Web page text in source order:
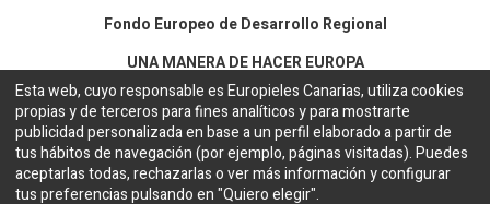
Fondo Europeo de Desarrollo Regional
UNA MANERA DE HACER EUROPA
Aviso legal y política de privacidad
Copyright © EUROPIELES CANARIAS 2015 S.L.
Esta web, cuyo responsable es Europieles Canarias, utiliza cookies
propias y de terceros para fines analíticos y para mostrarte
publicidad personalizada en base a un perfil elaborado a partir de
tus hábitos de navegación (por ejemplo, páginas visitadas). Puedes
aceptarlas todas, rechazarlas o ver más información y configurar
tus preferencias pulsando en "Quiero elegir".